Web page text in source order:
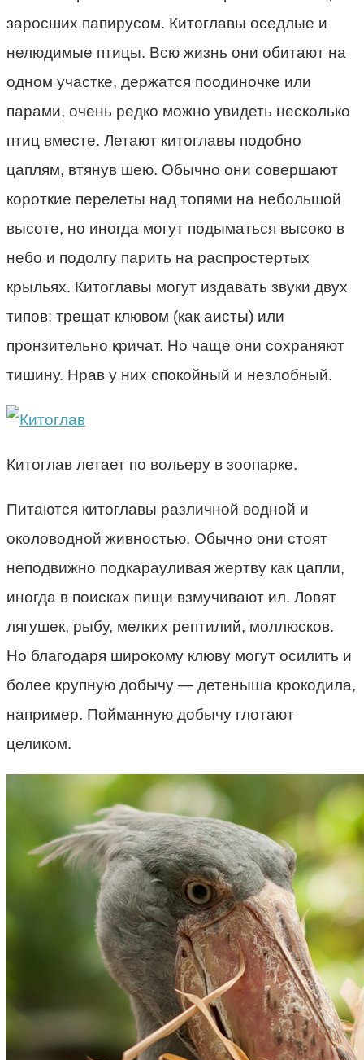
заросших папирусом. Китоглавы оседлые и
нелюдимые птицы. Всю жизнь они обитают на
одном участке, держатся поодиночке или
парами, очень редко можно увидеть несколько
птиц вместе. Летают китоглавы подобно
цаплям, втянув шею. Обычно они совершают
короткие перелеты над топями на небольшой
высоте, но иногда могут подыматься высоко в
небо и подолгу парить на распростертых
крыльях. Китоглавы могут издавать звуки двух
типов: трещат клювом (как аисты) или
пронзительно кричат. Но чаще они сохраняют
тишину. Нрав у них спокойный и незлобный.
Китоглав летает по вольеру в зоопарке.
Питаются китоглавы различной водной и
околоводной живностью. Обычно они стоят
неподвижно подкарауливая жертву как цапли,
иногда в поисках пищи взмучивают ил. Ловят
лягушек, рыбу, мелких рептилий, моллюсков.
Но благодаря широкому клюву могут осилить и
более крупную добычу — детеныша крокодила,
например. Пойманную добычу глотают
целиком.